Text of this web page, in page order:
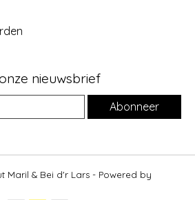
nieuwsbrief
Abonneer
Maril & Bei d'r Lars - Powered by